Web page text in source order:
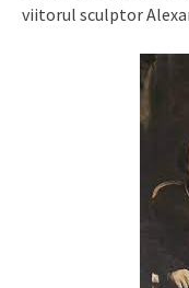
viitorul sculptor